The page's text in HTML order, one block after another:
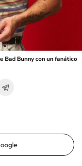
Bad Bunny con un fanático